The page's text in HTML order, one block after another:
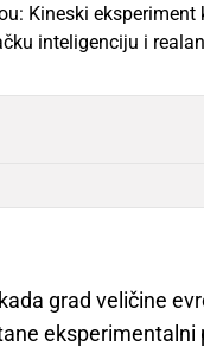
grad veličine
eksperimentalni